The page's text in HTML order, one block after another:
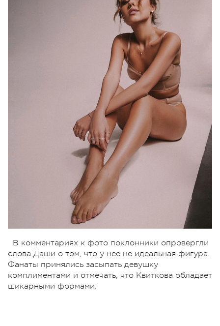
В комментариях к фото поклонники опровергли
слова Даши о том, что у нее не идеальная фигура.
Фанаты принялись засыпать девушку
комплиментами и отмечать, что Квиткова обладает
шикарными формами: